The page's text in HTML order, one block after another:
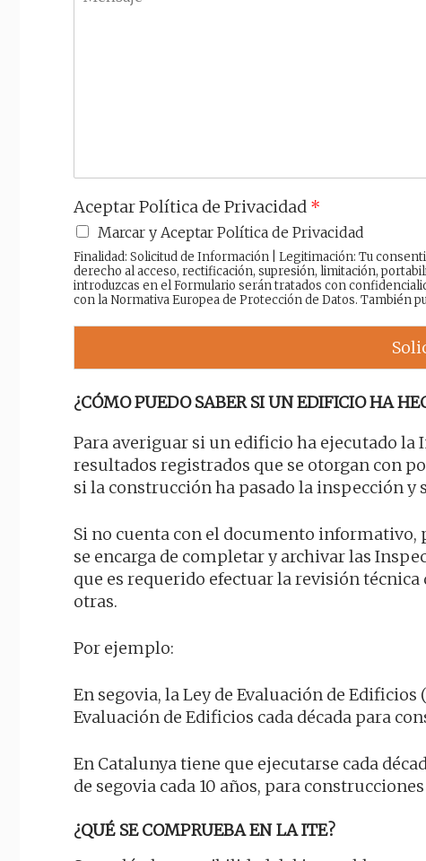
Aceptar Política de Privacidad *
Marcar y Aceptar Política de Privacidad
Finalidad: Solicitud de Información | Legitimación: Tu
derecho al acceso, rectificación, supresión, limitación,
introduzcas en el Formulario serán tratados con
con la Normativa Europea de Protección de Datos. También
¿CÓMO PUEDO SABER SI UN EDIFICIO HA
Para averiguar si un edificio ha ejecutado la
resultados registrados que se otorgan con
si la construcción ha pasado la inspección y
Si no cuenta con el documento informativo,
se encarga de completar y archivar las
que es requerido efectuar la revisión
otras.
Por ejemplo:
En segovia, la Ley de Evaluación de
Evaluación de Edificios cada década para
En Catalunya tiene que ejecutarse cada
de segovia cada 10 años, para
¿QUÉ SE COMPRUEBA EN LA ITE?